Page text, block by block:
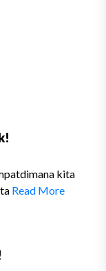
kita
Read More